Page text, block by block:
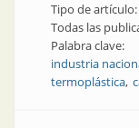
Tipo de artículo:
Todas las
Palabra clave:
industria
termoplástica